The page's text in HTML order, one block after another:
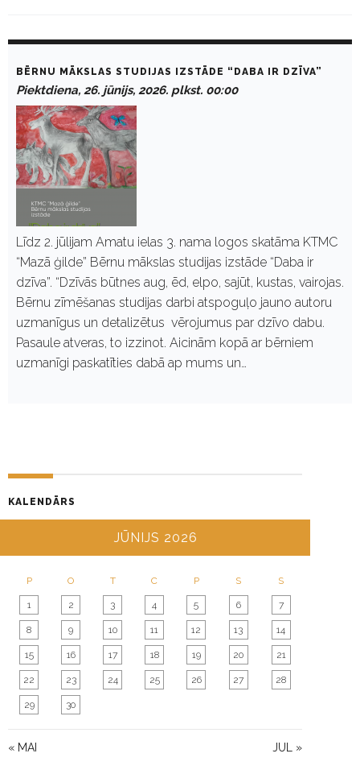
ū
n
BĒRNU MĀKSLAS STUDIJAS IZSTĀDE “DABA IR DZĪVA”
Piektdiena, 26. jūnijs, 2026. plkst. 00:00
Līdz 2. jūlijam Amatu ielas 3. nama logos skatāma KTMC
“Mazā ģilde” Bērnu mākslas studijas izstāde “Daba ir
dzīva”. “Dzīvās būtnes aug, ēd, elpo, sajūt, kustas, vairojas.
Bērnu zīmēšanas studijas darbi atspoguļo jauno autoru
uzmanīgus un detalizētus vērojumus par dzīvo dabu.
Pasaule atveras, to izzinot. Aicinām kopā ar bērniem
uzmanīgi paskatīties dabā ap mums un…
KALENDĀRS
JŪNIJS 2026
P O T C P S S
« MAI JUL »
1 2 3 4 5 6 7
8 9 10 11 12 13 14
15 16 17 18 19 20 21
22 23 24 25 26 27 28
29 30